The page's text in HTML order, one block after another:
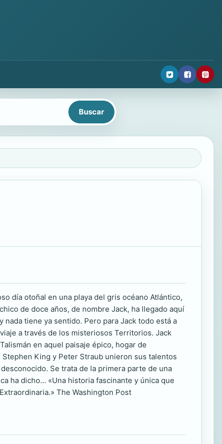
día otoñal en una playa del gris océano Atlántico,
de doce años, de nombre Jack, ha llegado aquí
tiene ya sentido. Pero para Jack todo está a
a través de los misteriosos Territorios. Jack
en aquel paisaje épico, hogar de
King y Peter Straub unieron sus talentos
Se trata de la primera parte de una
ha dicho... «Una historia fascinante y única que
The Washington Post